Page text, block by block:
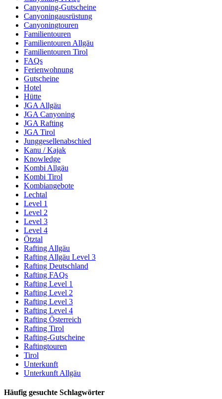
Canyoning-Gutscheine
Canyoningausrüstung
Canyoningtouren
Familientouren
Familientouren Allgäu
Familientouren Tirol
FAQs
Ferienwohnung
Gutscheine
Hotel
Hütte
JGA Allgäu
JGA Canyoning
JGA Rafting
JGA Tirol
Junggesellenabschied
Kanu / Kajak
Knowledge
Kombi Allgäu
Kombi Tirol
Kombiangebote
Lechtal
Level 1
Level 2
Level 3
Level 4
Ötztal
Rafting Allgäu
Rafting Allgäu Level 3
Rafting Deutschland
Rafting FAQs
Rafting Level 1
Rafting Level 2
Rafting Level 3
Rafting Level 4
Rafting Österreich
Rafting Tirol
Rafting-Gutscheine
Raftingtouren
Tirol
Unterkunft
Unterkunft Allgäu
Häufig gesuchte Schlagwörter